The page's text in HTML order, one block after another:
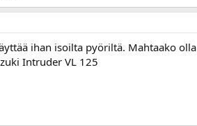
ihan isoilta pyöriltä. Mahtaako olla
Intruder VL 125